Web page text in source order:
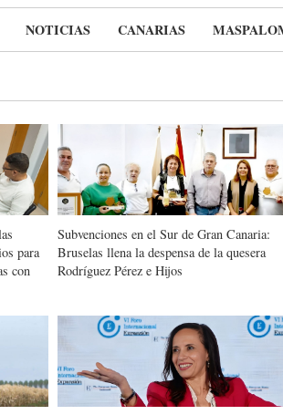
NOTICIAS CANARIAS
para
con
Subvenciones en el Sur de Gran Canaria:
Bruselas llena la despensa de la quesera
Rodríguez Pérez e Hijos